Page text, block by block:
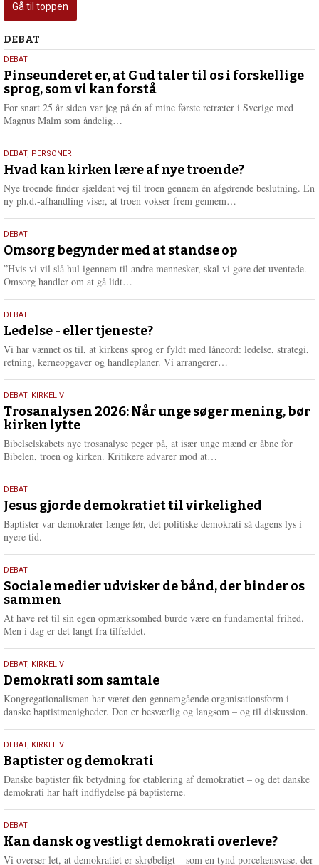
Gå til toppen
Debat
DEBAT
5.
august
2026
DEBAT
Pinseunderet er, at Gud taler til os i forskellige
sprog, som vi kan forstå
For snart 25 år siden var jeg på én af mine første retræter i Sverige med
Magnus Malm som åndelig…
e
r
e
25.
juli
2026
DEBAT, PERSONER
Hvad kan kirken lære af nye troende?
Nye troende finder sjældent vej til troen gennem én afgørende beslutning. En
ny ph.d.-afhandling viser, at troen vokser frem gennem…
e
r
e
9.
juli
2026
DEBAT
Omsorg begynder med at standse op
”Hvis vi vil slå hul igennem til andre mennesker, skal vi gøre det uventede.
Omsorg handler om at gå lidt…
e
r
e
10.
juni
2026
DEBAT
Ledelse - eller tjeneste?
Vi har vænnet os til, at kirkens sprog er fyldt med låneord: ledelse, strategi,
retning, kerneopgaver og handleplaner. Vi arrangerer…
e
2.
juni
2026
DEBAT, KIRKELIV
Trosanalysen 2026: Når unge søger mening, bør
kirken lytte
Bibelselskabets nye trosanalyse peger på, at især unge mænd er åbne for
Bibelen, troen og kirken. Kritikere advarer mod at…
e
r
e
18.
maj
2026
DEBAT
Jesus gjorde demokratiet til virkelighed
Baptister var demokrater længe før, det politiske demokrati så dagens lys i
nyere tid.
18.
maj
2026
DEBAT
Sociale medier udvisker de bånd, der binder os
sammen
At have ret til sin egen opmærksomhed burde være en fundamental frihed.
Men i dag er det langt fra tilfældet.
18.
maj
2026
DEBAT, KIRKELIV
Demokrati som samtale
Kongregationalismen har været den gennemgående organisationsform i
danske baptistmenigheder. Den er besværlig og langsom – og til diskussion.
18.
maj
2026
DEBAT, KIRKELIV
Baptister og demokrati
Danske baptister fik betydning for etablering af demokratiet – og det danske
demokrati har haft indflydelse på baptisterne.
18.
maj
2026
DEBAT
Kan dansk og vestligt demokrati overleve?
Vi overser let, at demokratiet er skrøbeligt – som en tynd porcelænsvase, der